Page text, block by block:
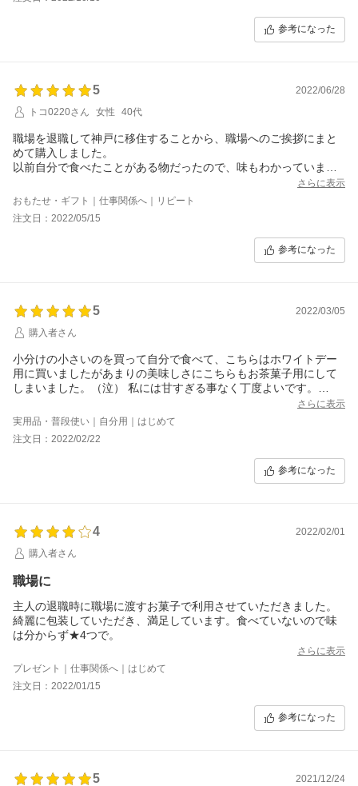
参考になった
5
2022/06/28
トコ0220さん
女性 40代
職場を退職して神戸に移住することから、職場へのご挨拶にまと
めて購入しました。
以前自分で食べたことがある物だったので、味もわかっていまし
迷わずこれにしました。
さらに表示
おもたせ・ギフト｜仕事関係へ｜リピート
注文日：2022/05/15
参考になった
5
2022/03/05
購入者さん
小分けの小さいのを買って自分で食べて、こちらはホワイトデー
用に買いましたがあまりの美味しさにこちらもお茶菓子用にして
しまいました。（泣） 私には甘すぎる事なく丁度よいです。
さらに表示
実用品・普段使い｜自分用｜はじめて
注文日：2022/02/22
参考になった
4
2022/02/01
購入者さん
職場に
主人の退職時に職場に渡すお菓子で利用させていただきました。
綺麗に包装していただき、満足しています。食べていないので味
は分からず★4つで。
さらに表示
プレゼント｜仕事関係へ｜はじめて
注文日：2022/01/15
参考になった
5
2021/12/24